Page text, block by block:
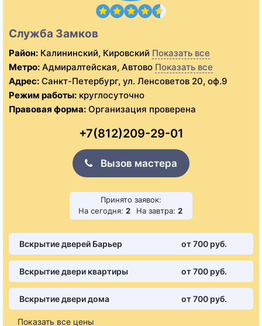
Служба Замков
Район: Калининский, Кировский Показать все
Метро: Адмиралтейская, Автово Показать все
Адрес: Санкт-Петербург, ул. Ленсоветов 20, оф.9
Режим работы: круглосуточно
Правовая форма: Организация проверена
+7(812)209-29-01
Вызов мастера
Принято заявок:
На сегодня: 2 На завтра: 2
Вскрытие дверей Барьер от 700 pуб.
Вскрытие двери квартиры от 700 pуб.
Вскрытие двери дома от 700 pуб.
Показать все цены